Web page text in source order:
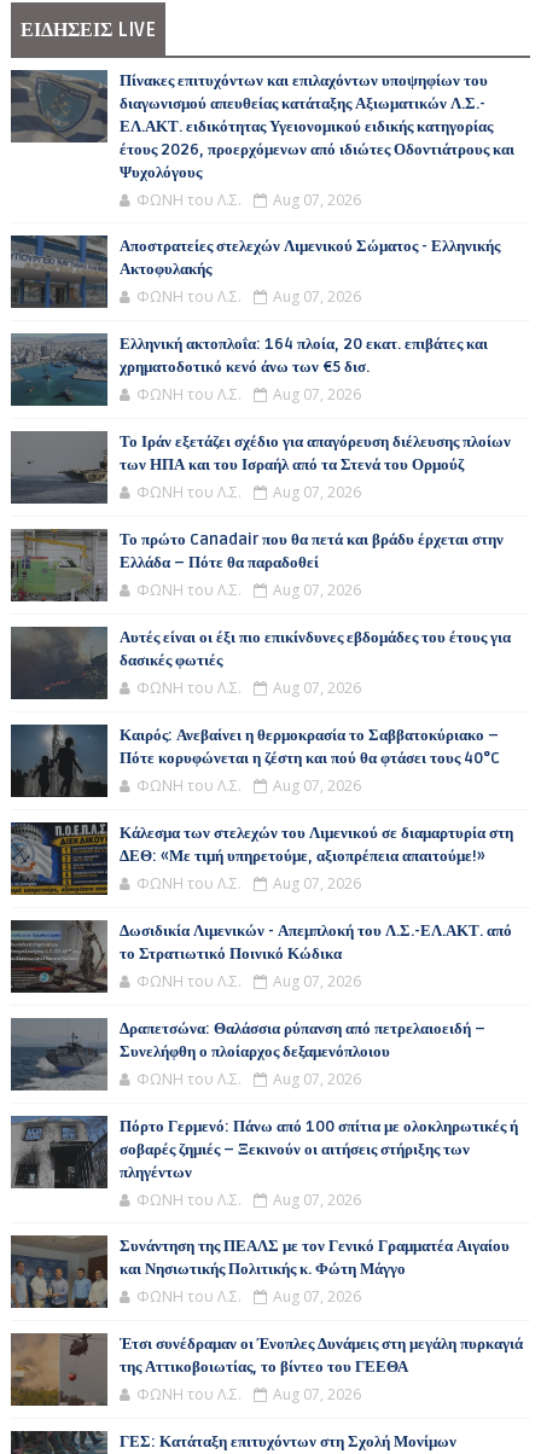
ΕΙΔΗΣΕΙΣ LIVE
Πίνακες επιτυχόντων και επιλαχόντων υποψηφίων του
διαγωνισμού απευθείας κατάταξης Αξιωματικών Λ.Σ.-
ΕΛ.ΑΚΤ. ειδικότητας Υγειονομικού ειδικής κατηγορίας
έτους 2026, προερχόμενων από ιδιώτες Οδοντιάτρους και
Ψυχολόγους
ΦΩΝΗ του Λ.Σ. Aug 07, 2026
Αποστρατείες στελεχών Λιμενικού Σώματος - Ελληνικής
Ακτοφυλακής
ΦΩΝΗ του Λ.Σ. Aug 07, 2026
Ελληνική ακτοπλοΐα: 164 πλοία, 20 εκατ. επιβάτες και
χρηματοδοτικό κενό άνω των €5 δισ.
ΦΩΝΗ του Λ.Σ. Aug 07, 2026
Το Ιράν εξετάζει σχέδιο για απαγόρευση διέλευσης πλοίων
των ΗΠΑ και του Ισραήλ από τα Στενά του Ορμούζ
ΦΩΝΗ του Λ.Σ. Aug 07, 2026
Το πρώτο Canadair που θα πετά και βράδυ έρχεται στην
Ελλάδα – Πότε θα παραδοθεί
ΦΩΝΗ του Λ.Σ. Aug 07, 2026
Αυτές είναι οι έξι πιο επικίνδυνες εβδομάδες του έτους για
δασικές φωτιές
ΦΩΝΗ του Λ.Σ. Aug 07, 2026
Καιρός: Ανεβαίνει η θερμοκρασία το Σαββατοκύριακο –
Πότε κορυφώνεται η ζέστη και πού θα φτάσει τους 40°C
ΦΩΝΗ του Λ.Σ. Aug 07, 2026
Κάλεσμα των στελεχών του Λιμενικού σε διαμαρτυρία στη
ΔΕΘ: «Με τιμή υπηρετούμε, αξιοπρέπεια απαιτούμε!»
ΦΩΝΗ του Λ.Σ. Aug 07, 2026
Δωσιδικία Λιμενικών - Απεμπλοκή του Λ.Σ.-ΕΛ.ΑΚΤ. από
το Στρατιωτικό Ποινικό Κώδικα
ΦΩΝΗ του Λ.Σ. Aug 07, 2026
Δραπετσώνα: Θαλάσσια ρύπανση από πετρελαιοειδή –
Συνελήφθη ο πλοίαρχος δεξαμενόπλοιου
ΦΩΝΗ του Λ.Σ. Aug 07, 2026
Πόρτο Γερμενό: Πάνω από 100 σπίτια με ολοκληρωτικές ή
σοβαρές ζημιές – Ξεκινούν οι αιτήσεις στήριξης των
πληγέντων
ΦΩΝΗ του Λ.Σ. Aug 07, 2026
Συνάντηση της ΠΕΑΛΣ με τον Γενικό Γραμματέα Αιγαίου
και Νησιωτικής Πολιτικής κ. Φώτη Μάγγο
ΦΩΝΗ του Λ.Σ. Aug 07, 2026
Έτσι συνέδραμαν οι Ένοπλες Δυνάμεις στη μεγάλη πυρκαγιά
της Αττικοβοιωτίας, το βίντεο του ΓΕΕΘΑ
ΦΩΝΗ του Λ.Σ. Aug 07, 2026
ΓΕΣ: Κατάταξη επιτυχόντων στη Σχολή Μονίμων